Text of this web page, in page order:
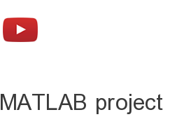
MATLAB project